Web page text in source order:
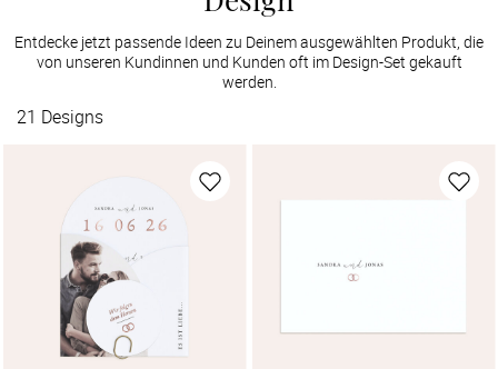
Entdecke jetzt passende Ideen zu Deinem ausgewählten Produkt, die
von unseren Kundinnen und Kunden oft im Design-Set gekauft
werden.
21 Designs